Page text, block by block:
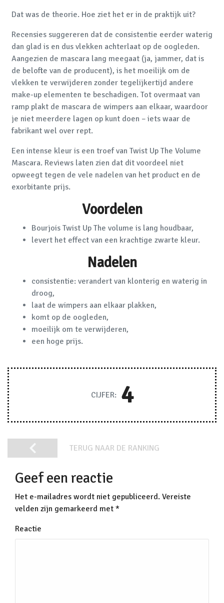
Dat was de theorie. Hoe ziet het er in de praktijk uit?
Recensies suggereren dat de consistentie eerder waterig
dan glad is en dus vlekken achterlaat op de oogleden.
Aangezien de mascara lang meegaat (ja, jammer, dat is
de belofte van de producent), is het moeilijk om de
vlekken te verwijderen zonder tegelijkertijd andere
make-up elementen te beschadigen. Tot overmaat van
ramp plakt de mascara de wimpers aan elkaar, waardoor
je niet meerdere lagen op kunt doen – iets waar de
fabrikant wel over rept.
Een intense kleur is een troef van Twist Up The Volume
Mascara. Reviews laten zien dat dit voordeel niet
opweegt tegen de vele nadelen van het product en de
exorbitante prijs.
Voordelen
Bourjois Twist Up The volume is lang houdbaar,
levert het effect van een krachtige zwarte kleur.
Nadelen
consistentie: verandert van klonterig en waterig in
droog,
laat de wimpers aan elkaar plakken,
komt op de oogleden,
moeilijk om te verwijderen,
een hoge prijs.
CIJFER: 4
TERUG NAAR DE RANKING
Geef een reactie
Het e-mailadres wordt niet gepubliceerd. Vereiste
velden zijn gemarkeerd met *
Reactie